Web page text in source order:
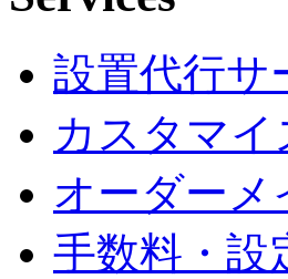
設置代行サ
カスタマイ
オーダー
手数料・設